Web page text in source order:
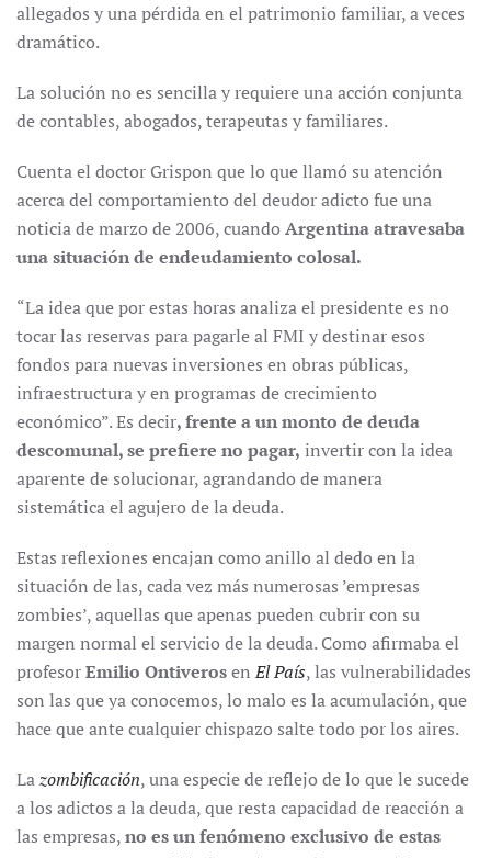
allegados y una pérdida en el patrimonio familiar, a veces
dramático.
La solución no es sencilla y requiere una acción conjunta
de contables, abogados, terapeutas y familiares.
Cuenta el doctor Grispon que lo que llamó su atención
acerca del comportamiento del deudor adicto fue una
noticia de marzo de 2006, cuando Argentina atravesaba
una situación de endeudamiento colosal.
“La idea que por estas horas analiza el presidente es no
tocar las reservas para pagarle al FMI y destinar esos
fondos para nuevas inversiones en obras públicas,
infraestructura y en programas de crecimiento
económico”. Es decir, frente a un monto de deuda
descomunal, se prefiere no pagar, invertir con la idea
aparente de solucionar, agrandando de manera
sistemática el agujero de la deuda.
Estas reflexiones encajan como anillo al dedo en la
situación de las, cada vez más numerosas ’empresas
zombies’, aquellas que apenas pueden cubrir con su
margen normal el servicio de la deuda. Como afirmaba el
profesorEmilio OntiverosenEl País, las vulnerabilidades
son las que ya conocemos, lo malo es la acumulación, que
hace que ante cualquier chispazo salte todo por los aires.
Lazombificación, una especie de reflejo de lo que le sucede
a los adictos a la deuda, que resta capacidad de reacción a
las empresas,no es un fenómeno exclusivo de estas